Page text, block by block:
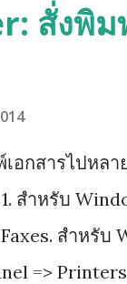
สั่งพิ
อกสารไปหล
สำหรับ
สำหรับ
=>